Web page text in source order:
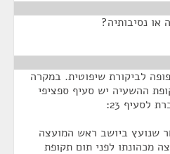
נסיבותיה?
לביקורת שיפוטית. במקרה
ההשעיה יש סעיף ספציפי
לסעיף 23:
שנועץ ביושב ראש המועצה
מכהונתו לפני תום תקופת